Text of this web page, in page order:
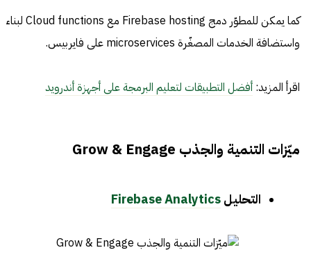
كما يمكن للمطوّر دمج Firebase hosting مع Cloud functions لبناء
واستضافة الخدمات المصغّرة microservices على فايربيس.
اقرأ المزيد: أفضل التطبيقات لتعليم البرمجة على أجهزة أندرويد
ميّزات التنمية والجذب Grow & Engage
التحليلFirebase Analytics